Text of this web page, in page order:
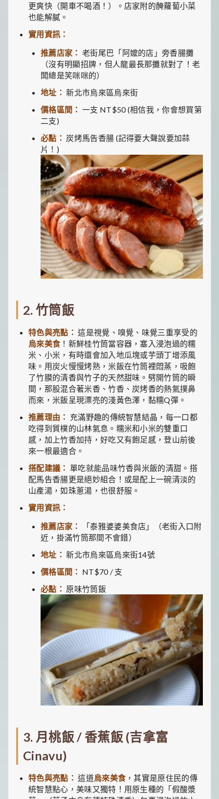
更爽快（開車不喝酒！）。店家附的醃蘿蔔小菜
也能解膩。
實用資訊：
推薦店家： 老街尾巴「阿嬤的店」旁香腸攤
（沒有明顯招牌，但人龍最長那攤就對了！老
闆總是笑咪咪的）
地址： 新北市烏來區烏來街
價格區間： 一支 NT$50 (相信我，你會想買第
二支)
必點： 炭烤馬告香腸 (記得要大聲說要加蒜
片！)
2. 竹筒飯
特色與亮點： 這是視覺、嗅覺、味覺三重享受的
烏來美食！新鮮桂竹筒當容器，塞入浸泡過的糯
米、小米，有時還會加入地瓜塊或芋頭丁增添風
味。用炭火慢慢烤熟，米飯在竹筒裡悶蒸，吸飽
了竹膜的清香與竹子的天然甜味。劈開竹筒的瞬
間，那股混合著米香、竹香、炭烤香的熱氣撲鼻
而來，米飯呈現漂亮的淺黃色澤，黏糯Q彈。
推薦理由： 充滿野趣的傳統智慧結晶，每一口都
吃得到質樸的山林氣息。糯米和小米的雙重口
感，加上竹香加持，好吃又有飽足感，登山前後
來一根最適合。
搭配建議：
單吃就能品味竹香與米飯的清甜。搭
配馬告香腸更是絕妙組合！或是配上一碗清淡的
山產湯，如珠蔥湯，也很舒服。
實用資訊：
推薦店家：
「泰雅婆婆美食店」（老街入口附
近，掛滿竹筒那間不會錯）
地址： 新北市烏來區烏來街14號
價格區間： NT$70 / 支
必點： 原味竹筒飯
3. 月桃飯 / 香蕉飯 (吉拿富
Cinavu)
特色與亮點： 這道烏來美食，其實是原住民的傳
統智慧點心，美味又獨特！用原生種的「假酸漿